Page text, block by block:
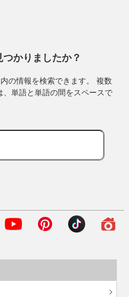
かりましたか？
の情報を検索できます。 複数
、単語と単語の間をスペースで